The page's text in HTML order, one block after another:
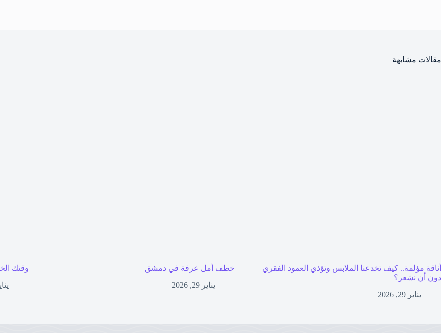
مقالات مشابهة
أناقة مؤلمة.. كيف تخدعنا الملابس وتؤذي العمود الفقري
دون أن نشعر؟
يناير 29, 2026
خطف أمل عرفة في دمشق
يناير 29, 2026
وقتك
يناير